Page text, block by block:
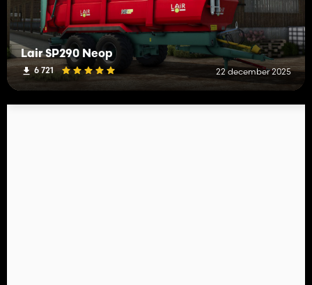
Lair SP290 Neop
6 721 22 december 2025